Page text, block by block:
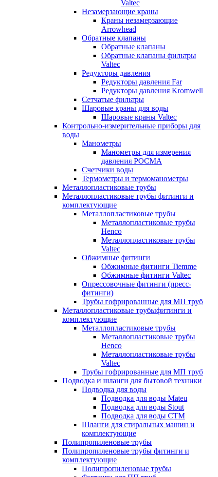
Valtec
Незамерзающие краны
Краны незамерзающие
Arrowhead
Обратные клапаны
Обратные клапаны
Обратные клапаны фильтры
Valtec
Редукторы давления
Редукторы давления Far
Редукторы давления Kromwell
Сетчатые фильтры
Шаровые краны для воды
Шаровые краны Valtec
Контрольно-измерительные приборы для
воды
Манометры
Манометры для измерения
давления РОСМА
Счетчики воды
Термометры и термоманометры
Металлопластиковые трубы
Металлопластиковые трубы фитинги и
комплектующие
Металлопластиковые трубы
Металлопластиковые трубы
Henco
Металлопластиковые трубы
Valtec
Обжимные фитинги
Обжимные фитинги Tiemme
Обжимные фитинги Valtec
Опрессовочные фитинги (пресс-
фитинги)
Трубы гофрированные для МП труб
Металлопластиковые трубыфитинги и
комплектующие
Металлопластиковые трубы
Металлопластиковые трубы
Henco
Металлопластиковые трубы
Valtec
Трубы гофрированные для МП труб
Подводка и шланги для бытовой техники
Подводка для воды
Подводка для воды Mateu
Подводка для воды Stout
Подводка для воды СТМ
Шланги для стиральных машин и
комплектующие
Полипропиленовые трубы
Полипропиленовые трубы фитинги и
комплектующие
Полипропиленовые трубы